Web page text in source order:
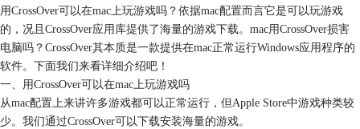
用CrossOver可以在mac上玩游戏吗？依据mac配置而言它是可以玩游戏
的，况且CrossOver应用库提供了海量的游戏下载。mac用CrossOver损害
电脑吗？CrossOver其本质是一款提供在mac正常运行Windows应用程序的
软件。下面我们来看详细介绍吧！
一、用CrossOver可以在mac上玩游戏吗
从mac配置上来讲许多游戏都可以正常运行，但Apple Store中游戏种类较
少。我们通过CrossOver可以下载安装海量的游戏。